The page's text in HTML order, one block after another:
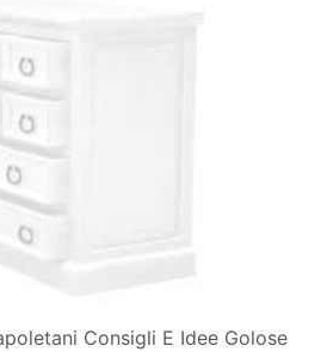
Consigli E Idee Golose